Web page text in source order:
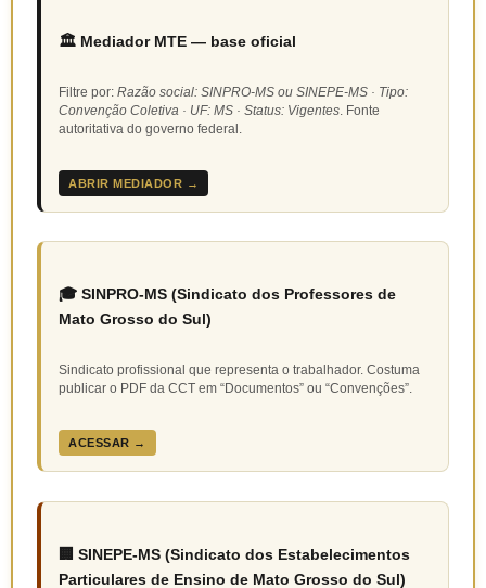
🏛️ Mediador MTE — base oficial
Filtre por: Razão social: SINPRO-MS ou SINEPE-MS · Tipo:
Convenção Coletiva · UF: MS · Status: Vigentes. Fonte
autoritativa do governo federal.
ABRIR MEDIADOR →
🎓 SINPRO-MS (Sindicato dos Professores de
Mato Grosso do Sul)
Sindicato profissional que representa o trabalhador. Costuma
publicar o PDF da CCT em “Documentos” ou “Convenções”.
ACESSAR →
🏢 SINEPE-MS (Sindicato dos Estabelecimentos
Particulares de Ensino de Mato Grosso do Sul)